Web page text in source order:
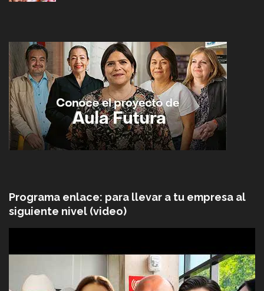
Programa enlace: para llevar a tu empresa al
siguiente nivel (video)